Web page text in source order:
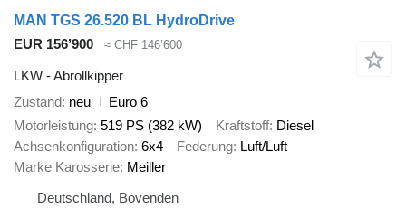
MAN TGS 26.520 BL HydroDrive
EUR 156’900
≈ CHF 146’600
LKW - Abrollkipper
Zustand neu
Euro 6
Motorleistung 519 PS (382 kW) Kraftstoff Diesel
Achsenkonfiguration 6x4 Federung Luft/Luft
Marke Karosserie Meiller
Deutschland, Bovenden